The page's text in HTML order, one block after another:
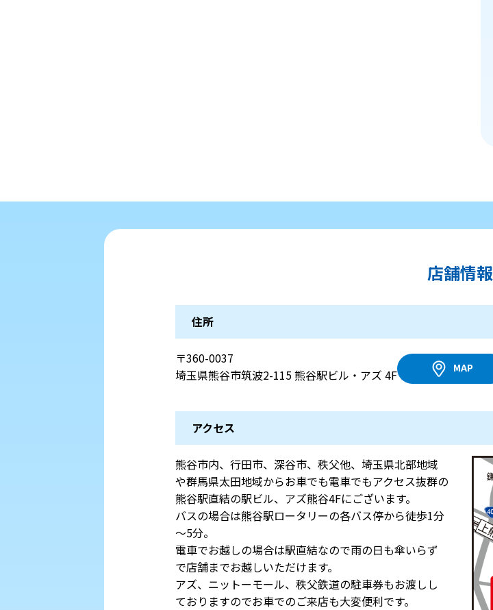
店舗情報
住所
〒360-0037
埼玉県熊谷市筑波2-115 熊谷駅ビル・アズ 4F
MAP
アクセス
熊谷市内、行田市、深谷市、秩父他、埼玉県北部地域
や群馬県太田地域からお車でも電車でもアクセス抜群の
熊谷駅直結の駅ビル、アズ熊谷4Fにございます。
バスの場合は熊谷駅ロータリーの各バス停から徒歩1分
～5分。
電車でお越しの場合は駅直結なので雨の日も傘いらず
で店舗までお越しいただけます。
アズ、ニットーモール、秩父鉄道の駐車券もお渡しし
ておりますのでお車でのご来店も大変便利です。